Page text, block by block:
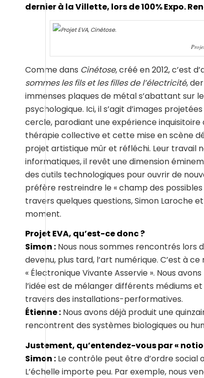
dernier à la Villette, lors de 100% Expo.
Comme dans Cinétose, créé en 2012, c’est
sommes les fils et les filles de l’électricité,
immenses plaques de métal s’abattant sur
psychologique. Ici, il s’agit d’images
cercle, parodiant une expérience
thérapie collective et cette mise en scène
projet artistique mûr et réfléchi. Leur travail
informatiques, il revêt une dimension
des outils technologiques pour ouvrir de
préfère restreindre le « champ des
travers quelques questions, Simon Laroche
moment.
Projet EVA, qu’est-ce donc ?
Simon : Nous nous sommes rencontrés lors
devenu, plus tard, l’art numérique. C’est à
« Électronique Vivante Asservie ». Nous
l’idée est de mélanger différents médiums
travers des installations-performatives.
Étienne : Nous avons déjà produit une
rencontrent des systèmes biologiques ou
Justement, qu’entendez-vous par «
Simon : Le contrôle peut être d’ordre social
L’échelle importe peu. Par exemple, nous